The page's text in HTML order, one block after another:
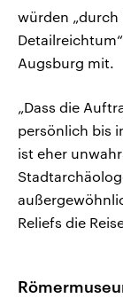
würden
Augsburg mit.
„Dass die
persönlich bis
ist eher
Reliefs die